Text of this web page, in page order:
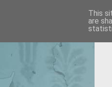
This
are